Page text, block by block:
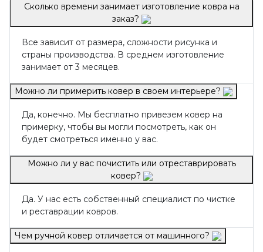
Сколько времени занимает изготовление ковра на
заказ?
Все зависит от размера, сложности рисунка и
страны производства. В среднем изготовление
занимает от 3 месяцев.
Можно ли примерить ковер в своем интерьере?
Да, конечно. Мы бесплатно привезем ковер на
примерку, чтобы вы могли посмотреть, как он
будет смотреться именно у вас.
Можно ли у вас почистить или отреставрировать
ковер?
Да. У нас есть собственный специалист по чистке
и реставрации ковров.
Чем ручной ковер отличается от машинного?